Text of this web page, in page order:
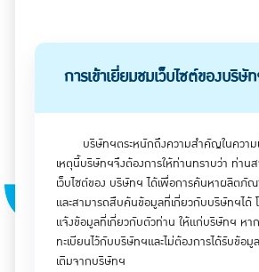
การเข้าเยี่ยมชมเว็บไซต์ของบริษั
บริษัทฯตระหนักถึงความสำคัญในความ
เหตุนี้บริษัทฯจึงต้องการให้ท่านทราบว่า ท่าน
เว็บไซต์ของ บริษัทฯ ได้เพื่อการค้นหาผลิตภั
และสามารถสืบค้นข้อมูลที่เกี่ยวกับบริษัทฯได้
แจ้งข้อมูลที่เกี่ยวกับตัวท่าน ให้แก่บริษัทฯ หา
ทะเบียนไว้กับบริษัทฯและไม่ต้องการได้รับข้อมู
เติมจากบริษัทฯ